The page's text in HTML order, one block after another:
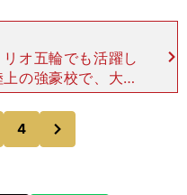
オ五輪でも活躍し
の強豪校で、大竹
積んでいた。 そん
会ったのか――それ
バ4